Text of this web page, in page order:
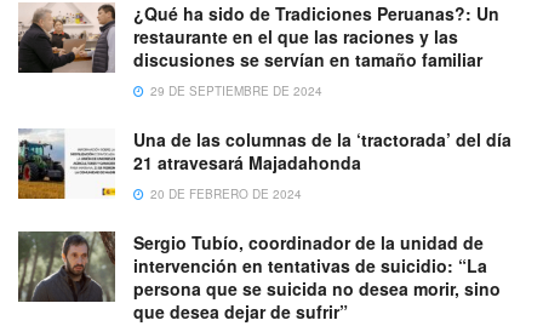
¿Qué ha sido de Tradiciones Peruanas?: Un
restaurante en el que las raciones y las
discusiones se servían en tamaño familiar
29 DE SEPTIEMBRE DE 2024
Una de las columnas de la ‘tractorada’ del día
21 atravesará Majadahonda
20 DE FEBRERO DE 2024
Sergio Tubío, coordinador de la unidad de
intervención en tentativas de suicidio: “La
persona que se suicida no desea morir, sino
que desea dejar de sufrir”